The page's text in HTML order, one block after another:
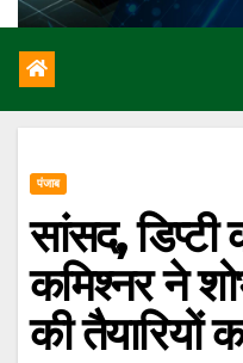
पंजाब
सांसद, डिप्टी
कमिश्नर ने
की तैयारियों